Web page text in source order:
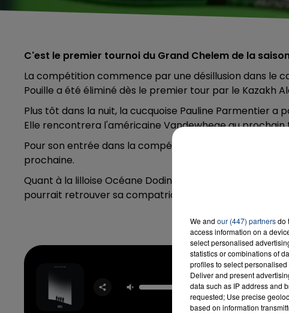
C'est le premier tournoi du Grand Chelem de la
La compétition commence par une désillusion dans le
Pouille a été éliminé dès le premier tour par le Kazakh
Plus tôt dans la nuit, la cucquoise Pauline Parmentier
Elle rencontrera l'américaine Vandewhege au prochain
Pour son entrée dans la compétition, Kristina
prochaine.
Quant à la lilloise Océane Dodin, elle sera opposée à la
pourrait retrouver sa compatriote Caroline Garcia au
Four To The
Floor
OFENBACH
We and our (447) partnersdo
access information on a
select personalised
statistics or combinations of
profiles to select
Deliver and present
data such as IP address and
requested; Use precise
based on information